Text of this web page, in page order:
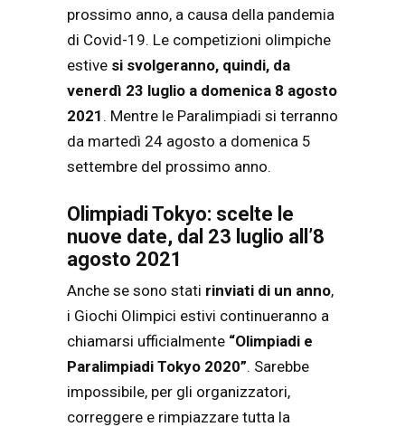
prossimo anno, a causa della pandemia
di Covid-19. Le competizioni olimpiche
estive si svolgeranno, quindi, da
venerdì 23 luglio a domenica 8 agosto
2021 . Mentre le Paralimpiadi si terranno
da martedì 24 agosto a domenica 5
settembre del prossimo anno.
Olimpiadi Tokyo: scelte le
nuove date, dal 23 luglio all’8
agosto 2021
Anche se sono stati rinviati di un anno,
i Giochi Olimpici estivi continueranno a
chiamarsi ufficialmente “Olimpiadi e
Paralimpiadi Tokyo 2020”. Sarebbe
impossibile, per gli organizzatori,
correggere e rimpiazzare tutta la